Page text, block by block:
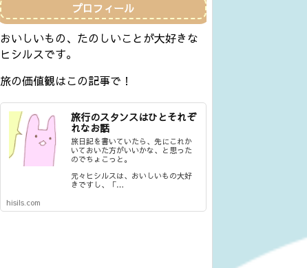
プロフィール
おいしいもの、たのしいことが大好きな
ヒシルスです。
旅の価値観はこの記事で！
旅行のスタンスはひとそれぞ
れなお話
旅日記を書いていたら、先にこれか
いておいた方がいいかな、と思った
のでちょこっと。
元々ヒシルスは、おいしいもの大好
きですし、「…
hisils.com